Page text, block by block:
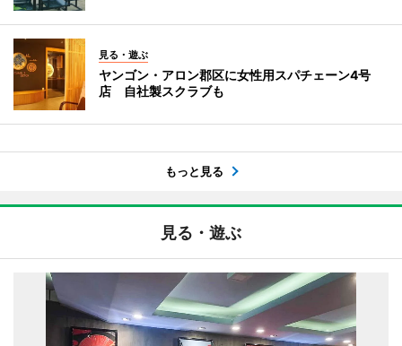
見る・遊ぶ
ヤンゴン・アロン郡区に女性用スパチェーン4号
店 自社製スクラブも
もっと見る
見る・遊ぶ